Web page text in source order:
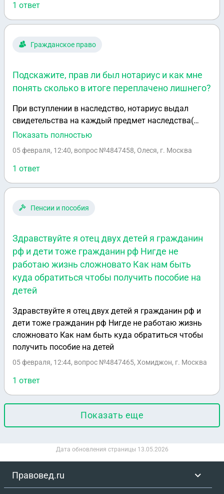
1 ответ
Гражданское право
Подскажите, прав ли был нотариус и как мне
понять сколько в итоге переплачено лишнего?
При вступлении в наследство, нотариус выдал
свидетельства на каждый предмет наследства(
дом, 4 охотничьих ружья, счет в банке,
деньги я заплатила за каждое свидетельство.
Причем вся наследная масса сразу была известна и
я не просила делать кучу свидетельств.
сколько в итоге переплачено лишнего? И еще, могу
законодательства. Спасибо!
Показать полностью
05 февраля, 12:40, вопрос №4847458, Олеся, г. Москва
1 ответ
Пенсии и пособия
Здравствуйте я отец двух детей я гражданин
рф и дети тоже гражданин рф Нигде не
работаю жизнь сложновато Как нам быть
куда обратиться чтобы получить пособие на
детей
Здравствуйте я отец двух детей я гражданин рф и
дети тоже гражданин рф Нигде не работаю жизнь
сложновато Как нам быть куда обратиться чтобы
получить пособие на детей
05 февраля, 12:44, вопрос №4847465, Хомиджон, г. Москва
1 ответ
Показать еще
Дата обновления страницы 13.05.2026
Правовед.ru